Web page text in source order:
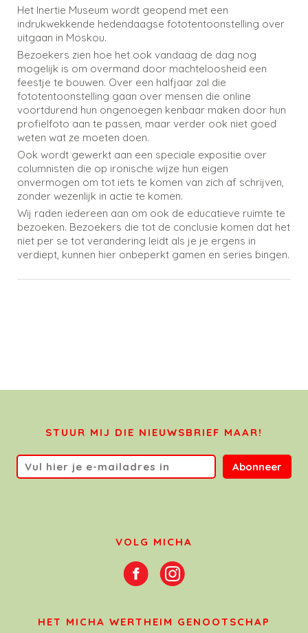
Het Inertie Museum wordt geopend met een
indrukwekkende hedendaagse fototentoonstelling over
uitgaan in Moskou.
Bezoekers zien hoe het ook vandaag de dag nog
mogelijk is om overmand door machteloosheid een
feestje te bouwen. Over een halfjaar zal die
fototentoonstelling gaan over mensen die online
voortdurend hun ongenoegen kenbaar maken door hun
profielfoto aan te passen, maar verder ook niet goed
weten wat ze moeten doen.
Ook wordt gewerkt aan een speciale expositie over
columnisten die op ironische wijze hun eigen
onvermogen om tot iets te komen van zich af schrijven,
zonder wezenlijk in actie te komen.
Wij raden iedereen aan om ook de educatieve ruimte te
bezoeken. Bezoekers die tot de conclusie komen dat het
niet per se tot verandering leidt als je je ergens in
verdiept, kunnen hier onbeperkt gamen en series bingen.
STUUR MIJ DIE NIEUWSBRIEF MAAR!
Abonneer
VOLG MICHA
HET MICHA WERTHEIM GENOOTSCHAP